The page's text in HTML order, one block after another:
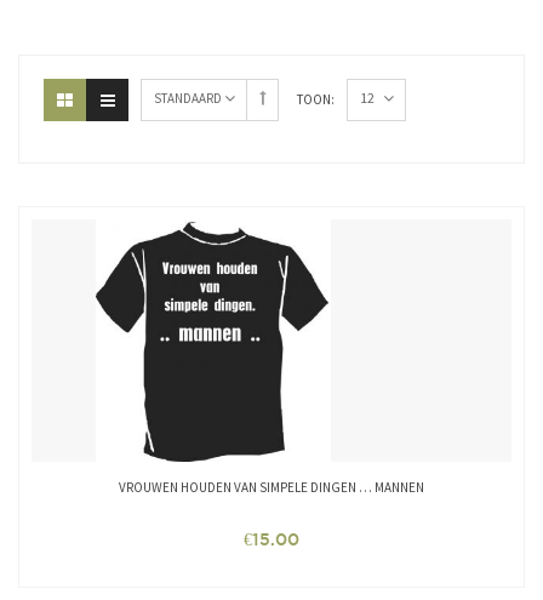
STANDAARD TOON: 12
VROUWEN HOUDEN VAN SIMPELE DINGEN … MANNEN
€15.00